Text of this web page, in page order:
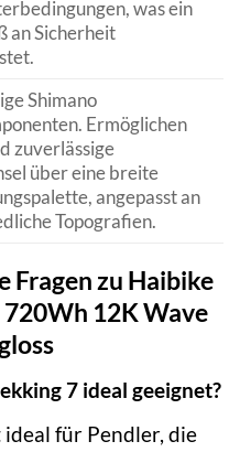
was ein
an Sicherheit
Shimano
Ermöglichen
zuverlässige
über eine breite
angepasst an
Topografien.
Fragen zu Haibike
12K Wave
7 ideal geeignet?
ideal für Pendler, die